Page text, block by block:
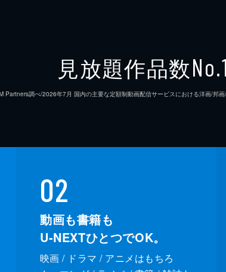
見放題作品数No.1
Partners調べ/2026年7⽉ 国内の主要な定額制動画配信サービスにおける洋画/邦
02
動画も書籍も
U-NEXTひとつでOK。
映画 / ドラマ / アニメはもちろ